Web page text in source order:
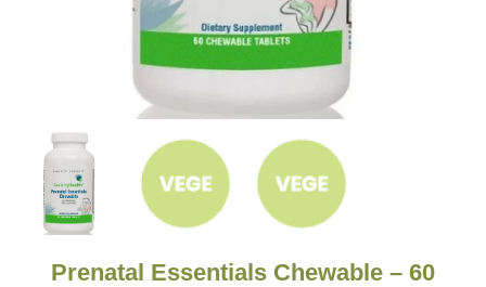
Prenatal Essentials Chewable – 60